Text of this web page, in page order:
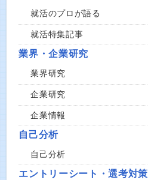
就活のプロが語る
就活特集記事
業界・企業研究
業界研究
企業研究
企業情報
自己分析
自己分析
エントリーシート・選考対策